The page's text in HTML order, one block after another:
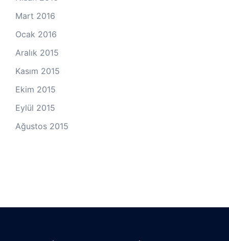
Mart 2016
Ocak 2016
Aralık 2015
Kasım 2015
Ekim 2015
Eylül 2015
Ağustos 2015